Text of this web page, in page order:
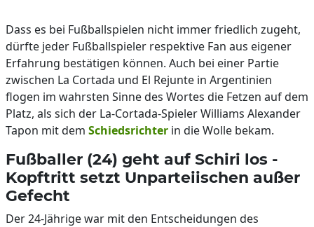
Dass es bei Fußballspielen nicht immer friedlich zugeht,
dürfte jeder Fußballspieler respektive Fan aus eigener
Erfahrung bestätigen können. Auch bei einer Partie
zwischen La Cortada und El Rejunte in Argentinien
flogen im wahrsten Sinne des Wortes die Fetzen auf dem
Platz, als sich der La-Cortada-Spieler Williams Alexander
Tapon mit dem Schiedsrichter in die Wolle bekam.
Fußballer (24) geht auf Schiri los -
Kopftritt setzt Unparteiischen außer
Gefecht
Der 24-Jährige war mit den Entscheidungen des